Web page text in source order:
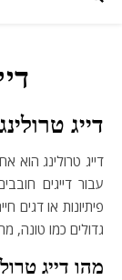
דייג
דייג טרולינג הוא אחת משיטות הדיג הפופולריות והמהנות ביותר, במיוחד
עבור דייגים
פיתיונות או דגים
גדולים כמו טונה,
מהו דייג